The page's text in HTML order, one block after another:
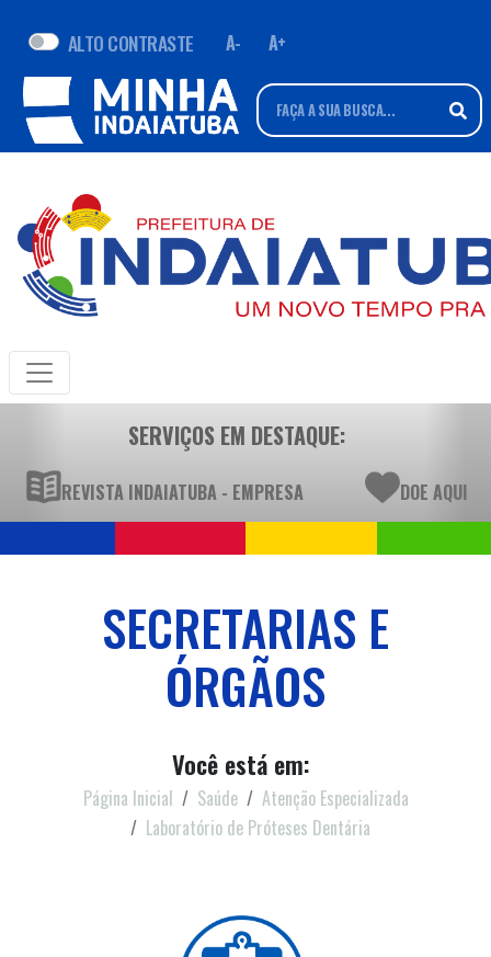
ALTO CONTRASTE A- A+
SERVIÇOS EM DESTAQUE:
REVISTA INDAIATUBA - EMPRESA DOE AQUI
SECRETARIAS E
ÓRGÃOS
Você está em:
Página Inicial Saúde
Atenção Especializada
Laboratório de Próteses Dentária